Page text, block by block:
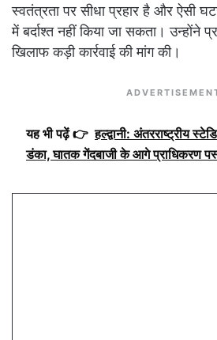
स्वतंत्रता पर सीधा प्रहार है और ऐसी
में बर्दाश्त नहीं किया जा सकता। उन्होंने
खिलाफ कड़ी कार्रवाई की मांग की।
यह भी पढ़ें 👉 हल्द्वानी: अंतरराष्ट्रीय
डंका, घातक गेंदबाजी के आगे प्राधिकरण